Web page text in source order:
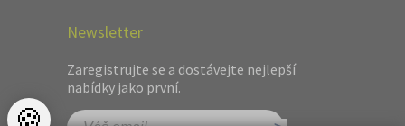
Newsletter
Zaregistrujte se a dostávejte nejlepší
nabídky jako první.